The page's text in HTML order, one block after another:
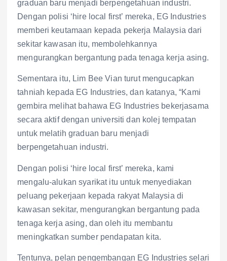
graduan baru menjadi berpengetahuan industri.
Dengan polisi ‘hire local first’ mereka, EG Industries
memberi keutamaan kepada pekerja Malaysia dari
sekitar kawasan itu, membolehkannya
mengurangkan bergantung pada tenaga kerja asing.
Sementara itu, Lim Bee Vian turut mengucapkan
tahniah kepada EG Industries, dan katanya, “Kami
gembira melihat bahawa EG Industries bekerjasama
secara aktif dengan universiti dan kolej tempatan
untuk melatih graduan baru menjadi
berpengetahuan industri.
Dengan polisi ‘hire local first’ mereka, kami
mengalu-alukan syarikat itu untuk menyediakan
peluang pekerjaan kepada rakyat Malaysia di
kawasan sekitar, mengurangkan bergantung pada
tenaga kerja asing, dan oleh itu membantu
meningkatkan sumber pendapatan kita.
Tentunya, pelan pengembangan EG Industries selari